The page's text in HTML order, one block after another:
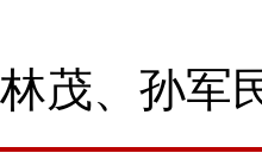
茂、孙军